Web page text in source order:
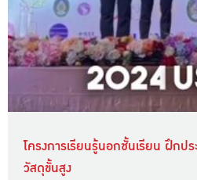
โครงการเรียนรู้นอกชั้นเรียน ฝึกป
วัสดุขั้นสูง